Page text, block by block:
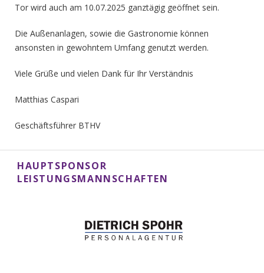
Tor wird auch am 10.07.2025 ganztägig geöffnet sein.
Die Außenanlagen, sowie die Gastronomie können
ansonsten in gewohntem Umfang genutzt werden.
Viele Grüße und vielen Dank für Ihr Verständnis
Matthias Caspari
Geschäftsführer BTHV
HAUPTSPONSOR
LEISTUNGSMANNSCHAFTEN